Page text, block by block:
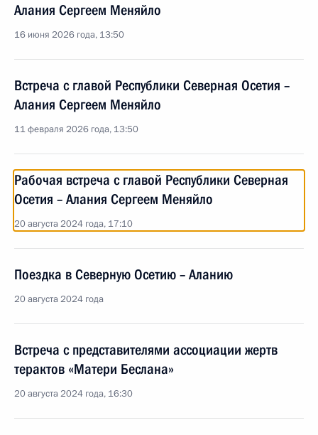
Алания Сергеем Меняйло
16 июня 2026 года, 13:50
Встреча с главой Республики Северная Осетия –
Алания Сергеем Меняйло
11 февраля 2026 года, 13:50
Рабочая встреча с главой Республики Северная
Осетия – Алания Сергеем Меняйло
20 августа 2024 года, 17:10
Поездка в Северную Осетию – Аланию
20 августа 2024 года
Встреча с представителями ассоциации жертв
терактов «Матери Беслана»
20 августа 2024 года, 16:30